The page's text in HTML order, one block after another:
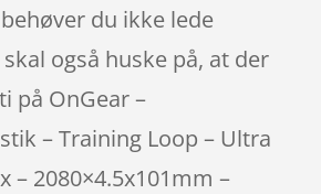
du ikke lede
også huske på, at der
på OnGear –
– Training Loop – Ultra
– 2080×4.5x101mm –